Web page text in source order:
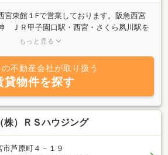
宮東館１Fで営業しております。阪急西宮
ＪＲ甲子園口駅・西宮・さくら夙川駅を
貸）物件を多数ご紹介させていただいてお
もっと見る
の不動産会社が取り扱う
貸物件を探す
）ＲＳハウジング
市芦原町４－１９